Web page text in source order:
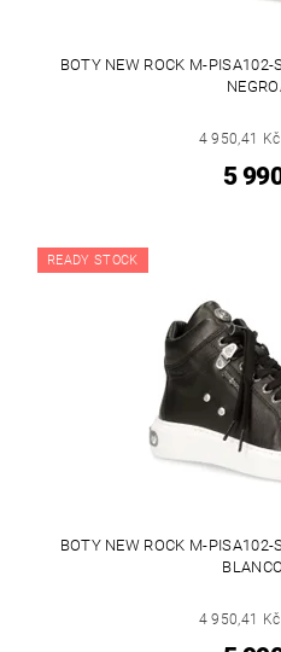
BOTY NEW ROCK M-PISA102-
4 950,41 Kč
5
READY STOCK
BOTY NEW ROCK M-PISA102-
4 950,41